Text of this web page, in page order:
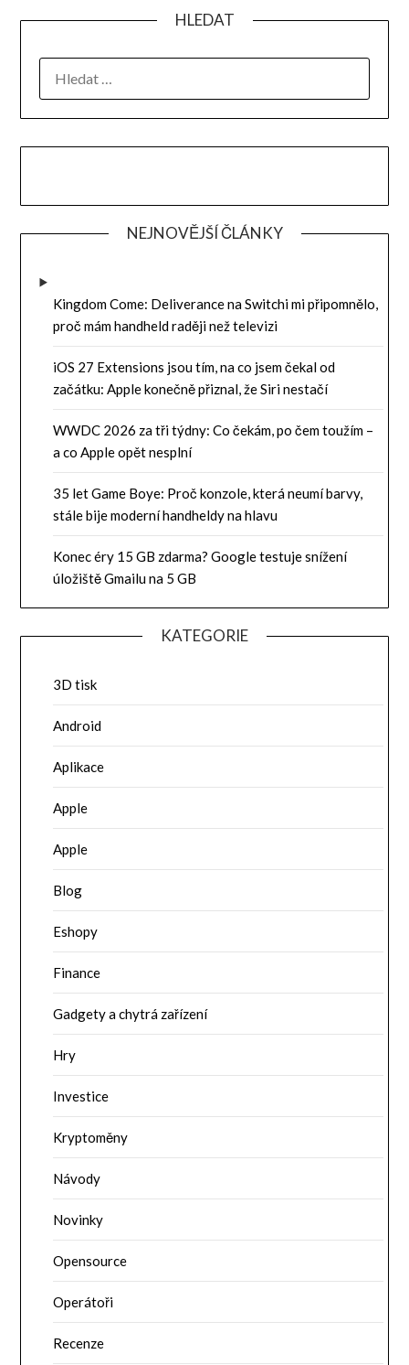
HLEDAT
NEJNOVĚJŠÍ ČLÁNKY
Kingdom Come: Deliverance na Switchi mi připomnělo,
proč mám handheld raději než televizi
iOS 27 Extensions jsou tím, na co jsem čekal od
začátku: Apple konečně přiznal, že Siri nestačí
WWDC 2026 za tři týdny: Co čekám, po čem toužím –
a co Apple opět nesplní
35 let Game Boye: Proč konzole, která neumí barvy,
stále bije moderní handheldy na hlavu
Konec éry 15 GB zdarma? Google testuje snížení
úložiště Gmailu na 5 GB
KATEGORIE
3D tisk
Android
Aplikace
Apple
Apple
Blog
Eshopy
Finance
Gadgety a chytrá zařízení
Hry
Investice
Kryptoměny
Návody
Novinky
Opensource
Operátoři
Recenze